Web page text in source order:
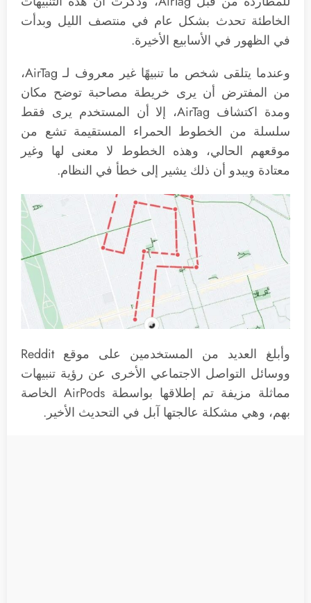
الخاطئة تحدث بشكل عام في منتصف الليل وبدأت
في الظهور في الأسابيع الأخيرة.
وعندما يتلقى شخص ما تنبيهًا غير معروف لـ AirTag،
من المفترض أن يرى خريطة مصاحبة توضح مكان
ومدة اكتشاف AirTag، إلا أن المستخدم يرى فقط
سلسلة من الخطوط الحمراء المستقيمة تشع من
موقعهم الحالي، وهذه الخطوط لا معنى لها وغير
معتادة ويبدو أن ذلك يشير إلى خطأ في النظام.
وأبلغ العديد من المستخدمين على موقع Reddit
ووسائل التواصل الاجتماعي الأخرى عن رؤية تنبيهات
مماثلة مزيفة تم إطلاقها بواسطة AirPods الخاصة
بهم، وهي مشكلة عالجتها آبل في التحديث الأخير.